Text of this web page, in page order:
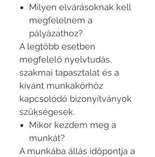
Milyen elvárásoknak kell
megfelelnem a
pályázathoz?
A legtöbb esetben
megfelelő nyelvtudás,
szakmai tapasztalat és a
kívánt munkakörhöz
kapcsolódó bizonyítványok
szükségesek.
Mikor kezdem meg a
munkát?
A munkába állás időpontja a